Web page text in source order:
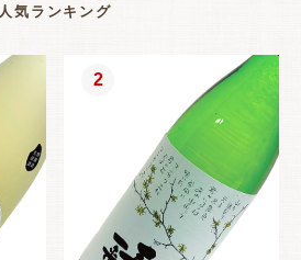
人気ランキング
2